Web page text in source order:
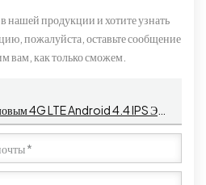
нашей продукции и хотите узнать
пожалуйста, оставьте сообщение
вам, как только сможем.